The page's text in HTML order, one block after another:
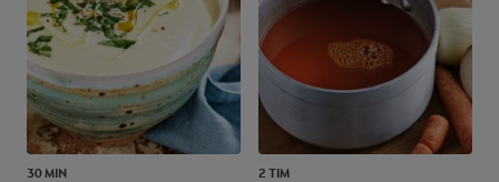
30 MIN 2 TIM